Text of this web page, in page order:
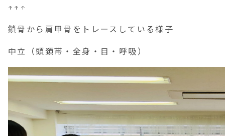
↑↑↑
鎖骨から肩甲骨をトレースしている様子
中立（頭頚帯・全身・目・呼吸）